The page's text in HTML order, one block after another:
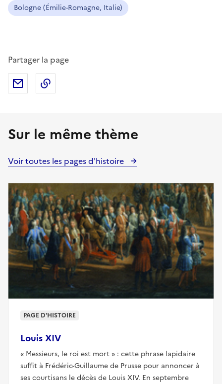
Bologne (Émilie-Romagne, Italie)
Partager la page
Partager par mail
Sur le même thème
Voir toutes les pages d'histoire
Louis XIV
« Messieurs, le roi est mort » : cette phrase lapidaire
suffit à Frédéric-Guillaume de Prusse pour annoncer à
ses courtisans le décès de Louis XIV. En septembre
PAGE D'HISTOIRE